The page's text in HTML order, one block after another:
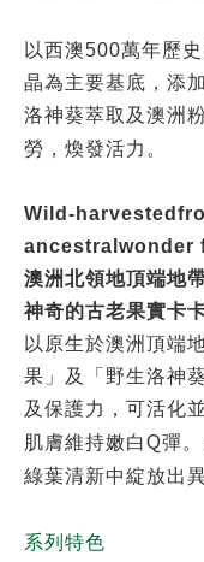
以西澳500萬年歷
晶為主要基底，添
洛神葵萃取及澳洲
勞，煥發活力。
Wild-
ancestralwonder
澳洲北領地頂端地
神奇的古老果實卡
以原生於澳洲頂端
果」及「野生洛神
及保護力，可活化
肌膚維持嫩白Q彈
綠葉清新中綻放出
系列特色